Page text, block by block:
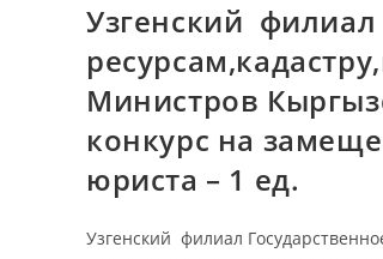
Узгенский филиал
Министров
конкурс на
юриста – 1 ед.
Узгенский филиал